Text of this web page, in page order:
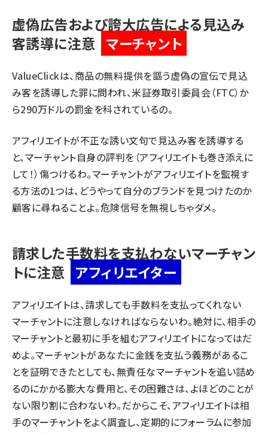
虚偽広告および誇大広告による見込み
客誘導に注意 マーチャント
ValueClickは、商品の無料提供を謳う虚偽の宣伝で見込
み客を誘導した罪に問われ、米証券取引委員会（FTC）か
ら290万ドルの罰金を科されているの。
アフィリエイトが不正な誘い文句で見込み客を誘導する
と、マーチャント自身の評判を（アフィリエイトも巻き添えに
して！）傷つけるわ。マーチャントがアフィリエイトを監視す
る方法の1つは、どうやって自分のブランドを見つけたのか
顧客に尋ねることよ。危険信号を無視しちゃダメ。
請求した手数料を支払わないマーチャン
トに注意 アフィリエイター
アフィリエイトは、請求しても手数料を支払ってくれない
マーチャントに注意しなければならないわ。絶対に、相手の
マーチャントと最初に手を組むアフィリエイトになってはだ
めよ。マーチャントがあなたに金銭を支払う義務があるこ
とを証明できたとしても、無責任なマーチャントを追い詰め
るのにかかる膨大な費用と、その困難さは、よほどのことが
ない限り割に合わないわ。だからこそ、アフィリエイトは相
手のマーチャントをよく調査し、定期的にフォーラムに参加